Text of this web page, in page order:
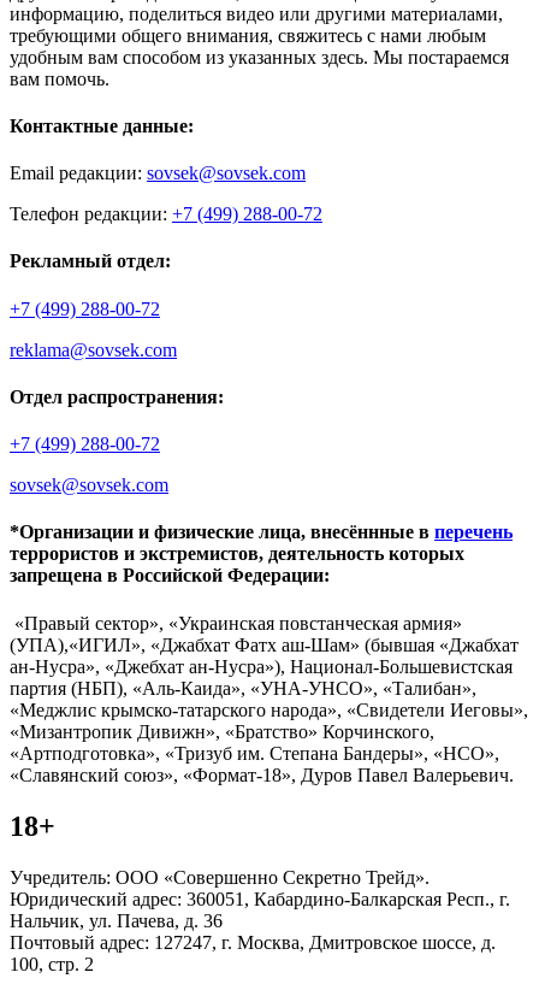
информацию, поделиться видео или другими материалами,
требующими общего внимания, свяжитесь с нами любым
удобным вам способом из указанных здесь. Мы постараемся
вам помочь.
Контактные данные:
Email редакции: sovsek@sovsek.com
Телефон редакции: +7 (499) 288-00-72
Рекламный отдел:
+7 (499) 288-00-72
reklama@sovsek.com
Отдел распространения:
+7 (499) 288-00-72
sovsek@sovsek.com
*Организации и физические лица, внесённные в перечень
террористов и экстремистов, деятельность которых
запрещена в Российской Федерации:
«Правый сектор», «Украинская повстанческая армия»
(УПА),«ИГИЛ», «Джабхат Фатх аш-Шам» (бывшая «Джабхат
ан-Нусра», «Джебхат ан-Нусра»), Национал-Большевистская
партия (НБП), «Аль-Каида», «УНА-УНСО», «Талибан»,
«Меджлис крымско-татарского народа», «Свидетели Иеговы»,
«Мизантропик Дивижн», «Братство» Корчинского,
«Артподготовка», «Тризуб им. Степана Бандеры», «НСО»,
«Славянский союз», «Формат-18», Дуров Павел Валерьевич.
18+
Учредитель: ООО «Совершенно Секретно Трейд».
Юридический адрес: 360051, Кабардино-Балкарская Респ., г.
Нальчик, ул. Пачева, д. 36
Почтовый адрес: 127247, г. Москва, Дмитровское шоссе, д.
100, стр. 2